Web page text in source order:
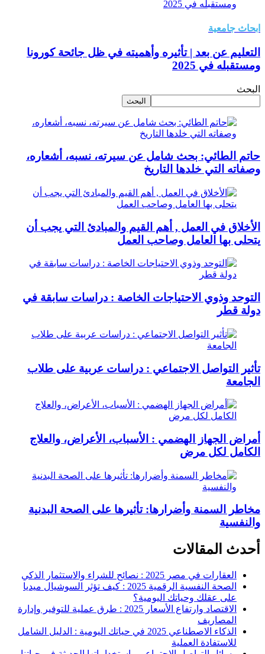
ابحاث جامعية
التعليم عن بعد | تأثيره وأهميته في ظل جائحة كورونا
ومستقبله في 2025
البحث
البحث
حاتم الطائي: بحث شامل عن سيرته، نسبه، أشعاره،
وصفاته التي خلدها التاريخ
الأخلاق في العمل , أهم القيم والمبادئ التي يجب أن
يتحلى بها العامل وصاحب العمل
التوحد وذوي الاحتياجات الخاصة : دراسات سابقة في
دولة قطر
تأثير التواصل الاجتماعي : دراسات عربية على طلاب
الجامعة
أمراض الجهاز الهضمي : الأسباب، الأعراض، والعلاج
الكامل لكل مرض
مخاطر السمنة وأضرارها: تأثيرها على الصحة البدنية
والنفسية
أحدث المقالات
العقارات في مصر 2025 : نصائح للشراء والاستثمار الذكي
الصحة النفسية الرقمية 2025 : كيف تؤثر السوشيال ميديا
على عقلك وحياتك اليومية؟
الاقتصاد وارتفاع الأسعار 2025 : طرق عملية للتوفير وإدارة
المصاريف
الذكاء الاصطناعي 2025 في حياتك اليومية : الدليل الشامل
للاستفادة العملية